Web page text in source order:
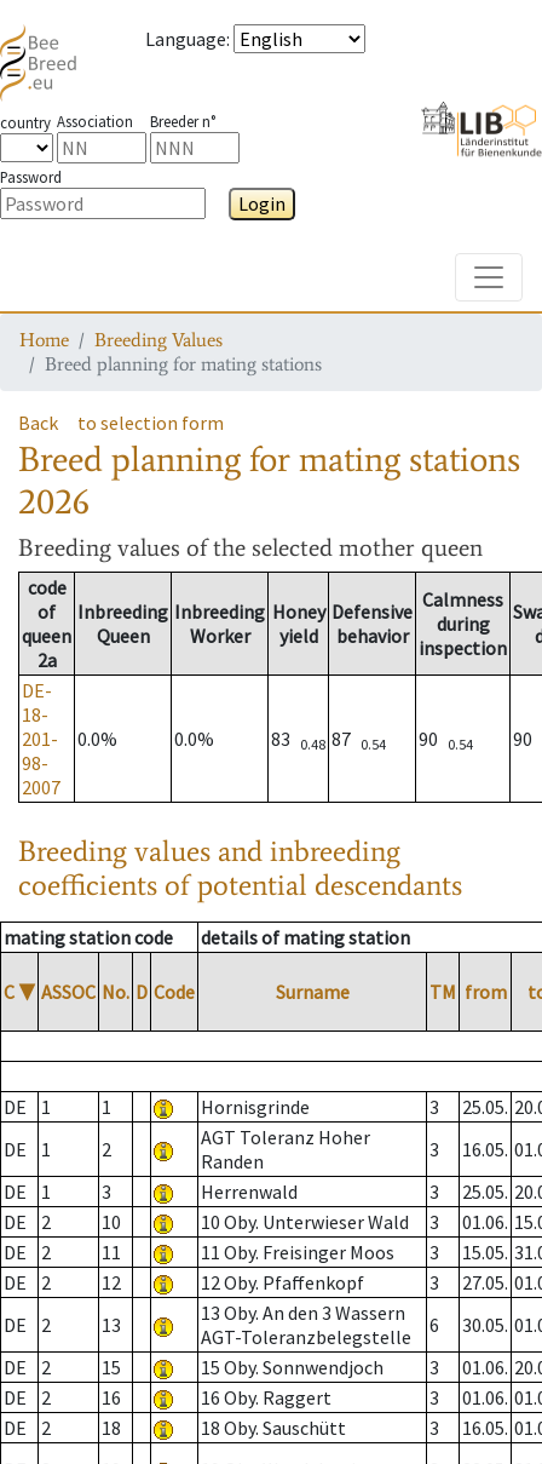
Language:
country Association Breeder n°
Password
Login
Home
Breeding Values
Breed planning for mating stations
Back to selection form
Breed planning for mating stations
2026
Breeding values of the selected mother queen
code
of
queen
2a
Inbreeding
Queen
Inbreeding
Worker
Honey
yield
Defensive
behavior
Calmness
during
inspection
DE-
18-
201-
98-
2007
0.0% 0.0% 83 0.48 87 0.54 90 0.54 90
Breeding values and inbreeding
coefficients of potential descendants
mating station code details of mating station
C ▼ ASSOC No. D Code Surname TM from
DE 1 1 Hornisgrinde 3 25.05.
DE
1 2
AGT Toleranz Hoher
Randen
3 16.05.
DE
1 3 Herrenwald 3 25.05.
DE
2 10 10 Oby. Unterwieser Wald 3 01.06.
DE
2 11 11 Oby. Freisinger Moos 3 15.05.
DE
2 12 12 Oby. Pfaffenkopf 3 27.05.
DE
2 13
13 Oby. An den 3 Wassern
AGT-Toleranzbelegstelle
6 30.05.
DE
2 15 15 Oby. Sonnwendjoch 3 01.06.
DE
2 16 16 Oby. Raggert 3 01.06.
DE
2 18 18 Oby. Sauschütt 3 16.05.